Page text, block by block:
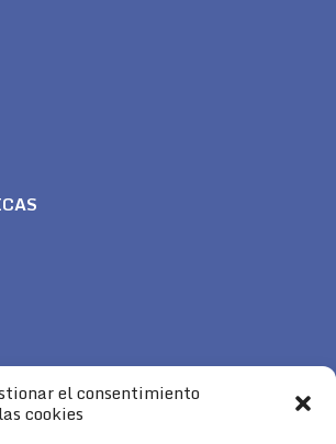
el consentimiento
cookies